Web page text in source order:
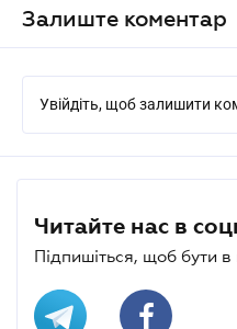
Залиште коментар
Увійдіть, щоб залишити
Читайте нас в
Підпишіться, щоб бути в